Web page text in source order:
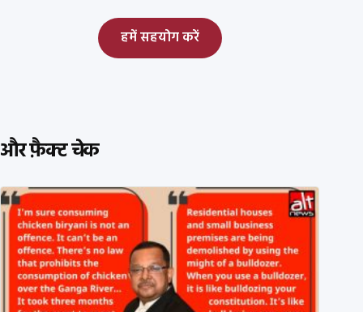
हमें सहयोग करें
और फ़ैक्ट चेक